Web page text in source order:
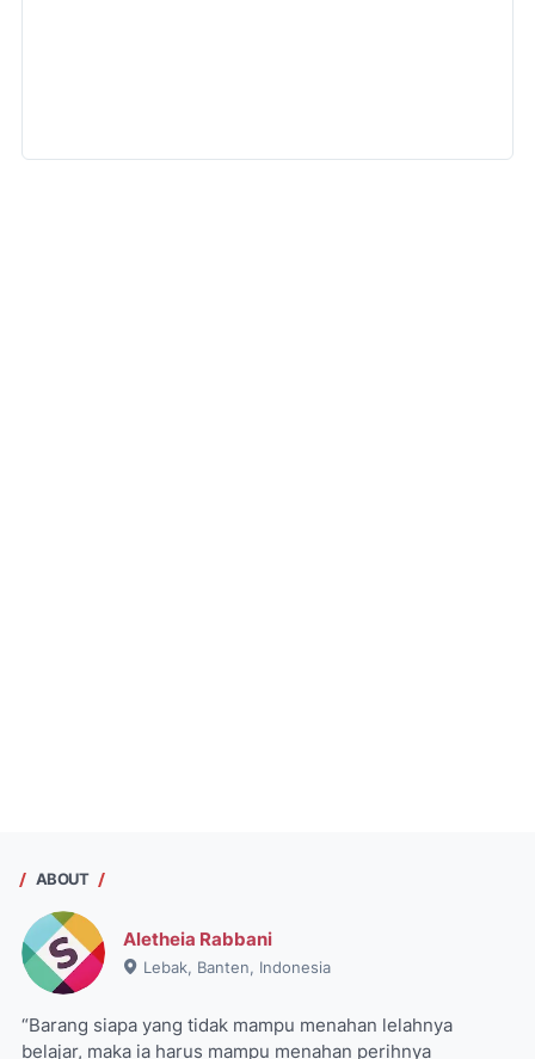
ABOUT
Aletheia Rabbani
Lebak, Banten, Indonesia
“Barang siapa yang tidak mampu menahan lelahnya
belajar, maka ia harus mampu menahan perihnya